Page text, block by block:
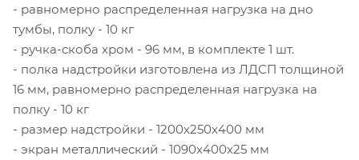
- равномерно распределенная нагрузка на дно
тумбы, полку - 10 кг
- ручка-скоба хром - 96 мм, в комплекте 1 шт.
- полка надстройки изготовлена из ЛДСП толщиной
16 мм, равномерно распределенная нагрузка на
полку - 10 кг
- размер надстройки - 1200х250х400 мм
- экран металлический - 1090х400х25 мм